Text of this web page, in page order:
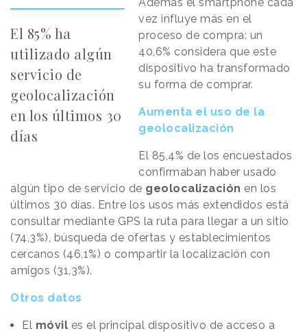
El 85% ha
utilizado algún
servicio de
geolocalización
en los últimos 30
días
Además el smartphone cada
vez influye más en el
proceso de compra: un
40,6% considera que este
dispositivo ha transformado
su forma de comprar.
Aumenta el uso de la
geolocalización
El 85,4% de los encuestados
confirmaban haber usado
algún tipo de servicio de geolocalización en los
últimos 30 días. Entre los usos más extendidos está
consultar mediante GPS la ruta para llegar a un sitio
(74,3%), búsqueda de ofertas y establecimientos
cercanos (46,1%) o compartir la localización con
amigos (31,3%).
Otros datos
El móvil es el principal dispositivo de acceso a